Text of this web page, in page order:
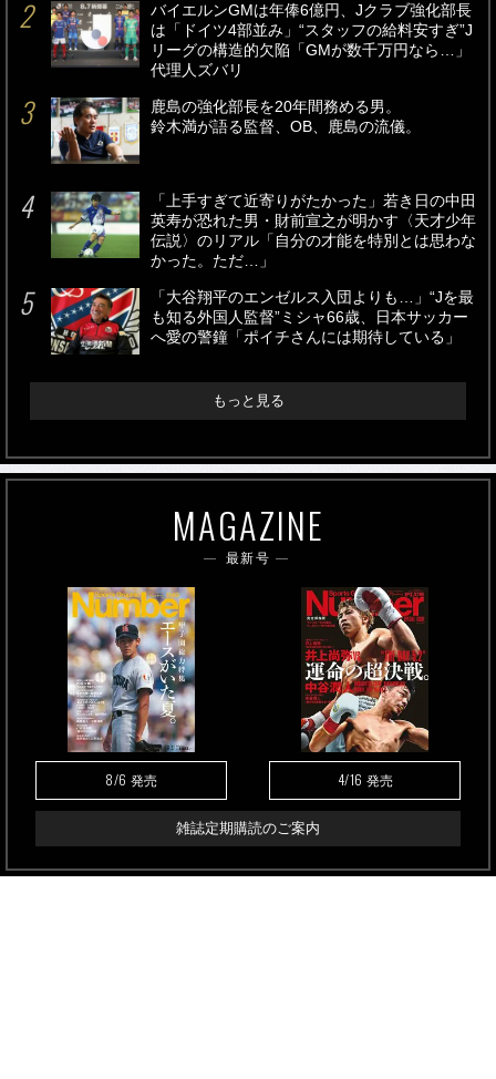
バイエルンGMは年俸6億円、Jクラブ強化部長
は「ドイツ4部並み」“スタッフの給料安すぎ”J
リーグの構造的欠陥「GMが数千万円なら…」
代理人ズバリ
鹿島の強化部長を20年間務める男。
鈴木満が語る監督、OB、鹿島の流儀。
「上手すぎて近寄りがたかった」若き日の中田
英寿が恐れた男・財前宣之が明かす〈天才少年
伝説〉のリアル「自分の才能を特別とは思わな
かった。ただ…」
「大谷翔平のエンゼルス入団よりも…」“Jを最
も知る外国人監督”ミシャ66歳、日本サッカー
へ愛の警鐘「ポイチさんには期待している」
もっと見る
MAGAZINE
最新号
8/6 発売 4/16 発売
雑誌定期購読のご案内